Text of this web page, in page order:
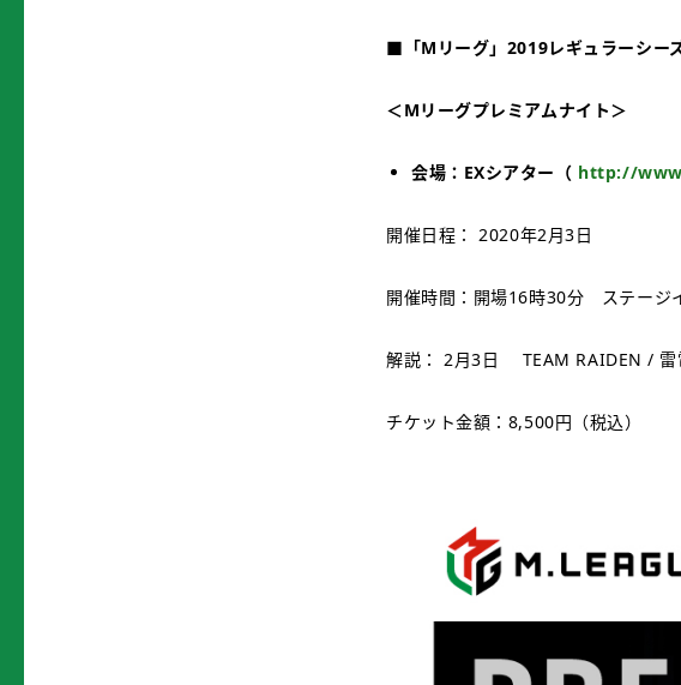
■ 「M リーグ」 2019レギュラーシー
＜Mリーグプレミアムナイト＞
会場： EXシアター（ http://
開催日程： 2020年2月3日
開催時間：開場16時30分 ステージ
解説： 2月3日 TEAM RAIDEN / 雷
チケット金額：8,500円（税込）